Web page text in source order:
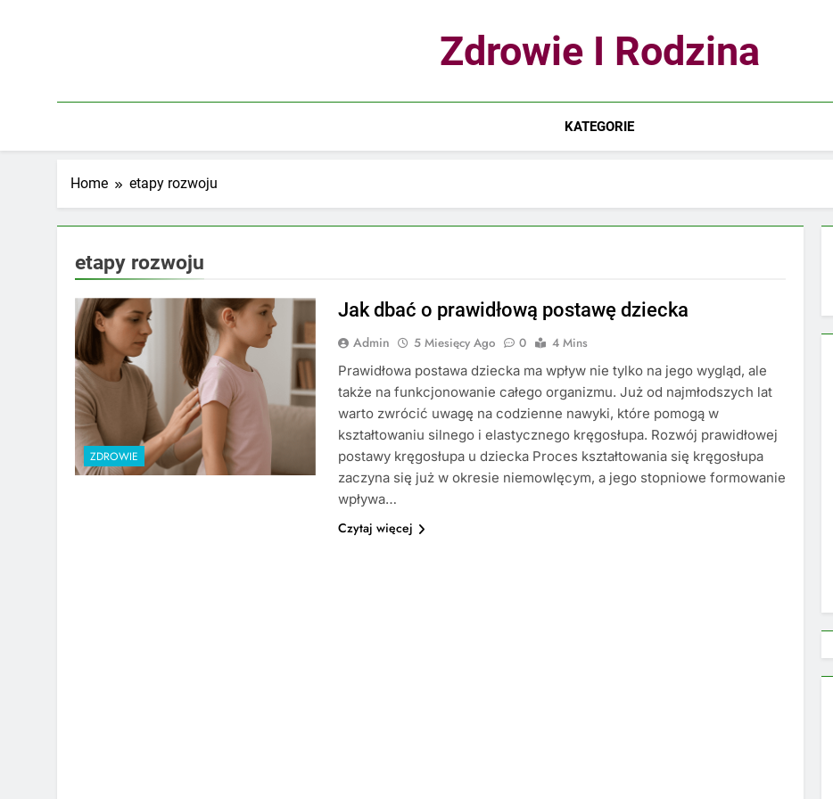
Zdrowie I Rodzina
KATEGORIE
Home etapy rozwoju
etapy rozwoju
ZDROWIE
Jak dbać o prawidłową postawę dziecka
Admin 5 Miesięcy Ago 0
4 Mins
Prawidłowa postawa dziecka ma wpływ nie tylko na jego wygląd, ale
także na funkcjonowanie całego organizmu. Już od najmłodszych lat
warto zwrócić uwagę na codzienne nawyki, które pomogą w
kształtowaniu silnego i elastycznego kręgosłupa. Rozwój prawidłowej
postawy kręgosłupa u dziecka Proces kształtowania się kręgosłupa
zaczyna się już w okresie niemowlęcym, a jego stopniowe formowanie
wpływa…
Czytaj więcej